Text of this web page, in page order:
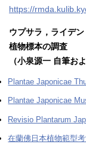
https://
ウプサラ，ライデ
植物標本の調査
（小泉源一 自筆お
Plantae Japonicae
Plantae Japonicae
Revisio Plantarum
在蘭佛日本植物範型